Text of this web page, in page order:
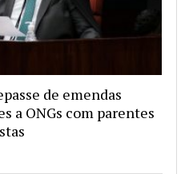
de emendas
a ONGs com parentes